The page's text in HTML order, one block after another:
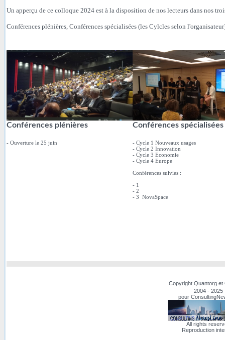
Un apperçu de ce colloque 2024 est à la disposition de nos lecteurs dans nos
Conférences plénières, Conférences spécialisées (les Cylcles selon
Conférences plénières
- Ouverture le 25 juin
Conférences spécialisées
- Cycle 1 Nouveaux usages
- Cycle 2 Innovation
- Cycle 3 Economie
- Cycle 4 Europe
Conférences suivies :
- 1
- 2
- 3 NovaSpace
Copyright Quantorg et
2004 - 2025
pour
All rights
Reproduction